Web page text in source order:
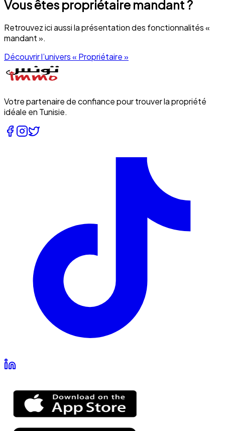
Vous êtes propriétaire mandant ?
Retrouvez ici aussi la présentation des fonctionnalités «
mandant ».
Découvrir l’univers « Propriétaire»
Votre partenaire de confiance pour trouver la propriété
idéale en Tunisie.